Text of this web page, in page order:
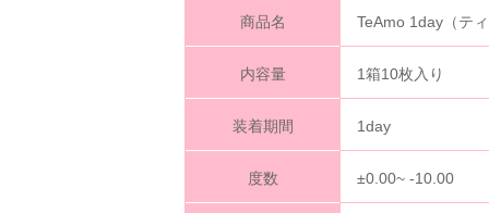
商品名 TeAmo 1day（テ
内容量 1箱10枚入り
装着期間 1day
度数 ±0.00~ -10.00